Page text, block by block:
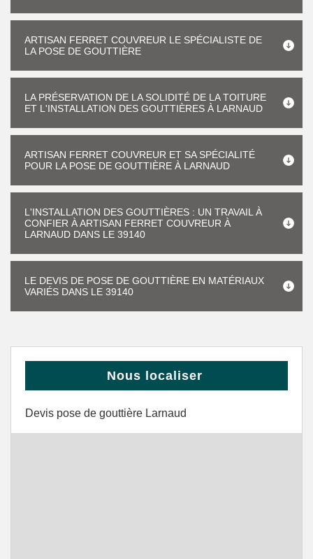
ARTISAN FERRET COUVREUR LE SPÉCIALISTE DE
LA POSE DE GOUTTIÈRE
LA PRÉSERVATION DE LA SOLIDITÉ DE LA TOITURE
ET L'INSTALLATION DES GOUTTIÈRES À LARNAUD
ARTISAN FERRET COUVREUR ET SA SPÉCIALITÉ
POUR LA POSE DE GOUTTIÈRE À LARNAUD
L'INSTALLATION DES GOUTTIÈRES : UN TRAVAIL À
CONFIER À ARTISAN FERRET COUVREUR À
LARNAUD DANS LE 39140
LE DEVIS DE POSE DE GOUTTIÈRE EN MATÉRIAUX
VARIÉS DANS LE 39140
Nous localiser
Devis pose de gouttière Larnaud